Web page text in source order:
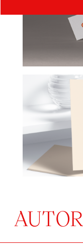
AUTOR